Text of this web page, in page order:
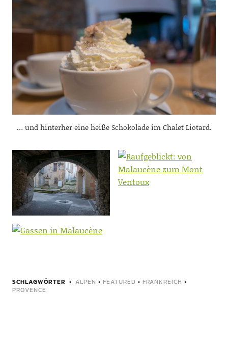
… und hinterher eine heiße Schokolade im Chalet Liotard.
SCHLAGWÖRTER ALPEN • FEATURED • FRANKREICH •
PROVENCE